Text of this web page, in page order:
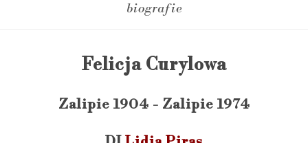
biografie
Felicja Curylowa
Zalipie 1904 - Zalipie 1974